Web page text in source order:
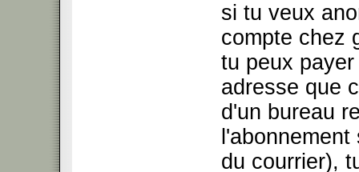
si tu veux
compte chez
tu peux
adresse que
d'un bureau
du courrier),